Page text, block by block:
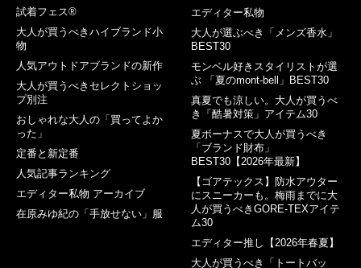
試着フェス®︎
大人が買うべきハイブランド小
物
人気アウトドアブランドの新作
大人が買うべきセレクトショッ
プ別注
おしゃれな大人の「買ってよか
った」
定番と新定番
人気記事ランキング
エディター私物 アーカイブ
在原みゆ紀の「手放せない」服
エディター私物
大人が選ぶべき「メンズ香水」
BEST30
モンベル好きスタイリストが選
ぶ 「夏のmont-bell」BEST30
真夏でも涼しい。大人が買うべ
き「酷暑対策」アイテム30
夏ボーナスで大人が買うべき
「ブランド財布」
BEST30【2026年最新】
【ゴアテックス】防水アウター
にスニーカーも。梅雨までに大
人が買うべきGORE-TEXアイテ
ム30
エディター推し【2026年春夏】
大人が買うべき「トートバッ